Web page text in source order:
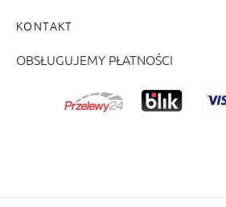
KONTAKT
OBSŁUGUJEMY PŁATNOŚCI